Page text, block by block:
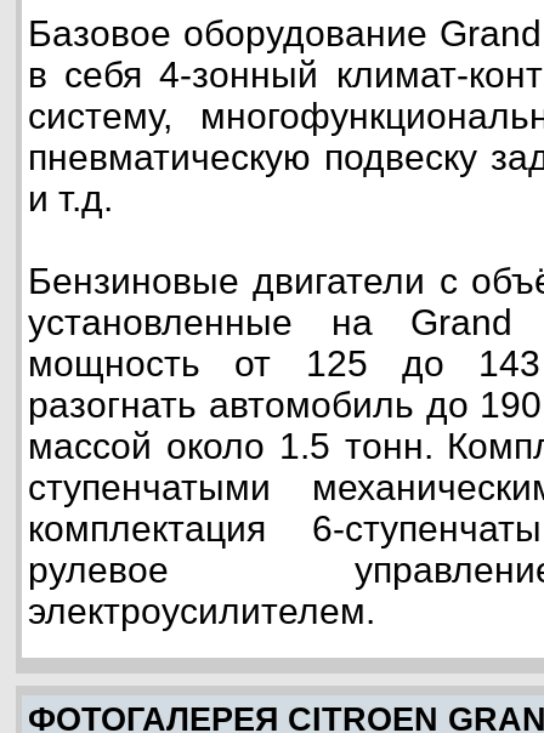
Базовое оборудование
в себя 4-зонный климат-
систему,
пневматическую подвеску
и т.д.
Бензиновые двигатели с
установленные на
мощность от 125 до
разогнать автомобиль до
массой около 1.5 тонн.
ступенчатыми
комплектация 6-
рулевое
электроусилителем.
ФОТОГАЛЕРЕЯ CITROEN